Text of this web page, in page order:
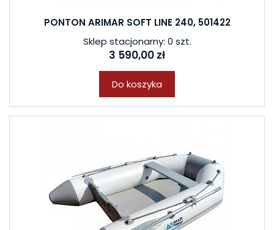
PONTON ARIMAR SOFT LINE 240, 501422
Sklep stacjonarny: 0 szt.
3 590,00 zł
Do koszyka